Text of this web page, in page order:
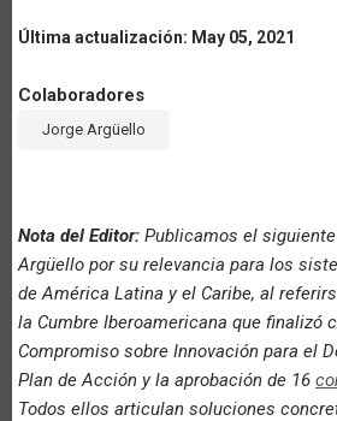
NAVEGACIÓN
Última actualización: May 05, 2021
Colaboradores
Jorge Argüello
Nota del Editor: Publicamos el
Argüello por su relevancia para los
de América Latina y el Caribe, al
la Cumbre Iberoamericana que finalizó
Compromiso sobre Innovación para el
Plan de Acción y la aprobación de 16
Todos ellos articulan soluciones